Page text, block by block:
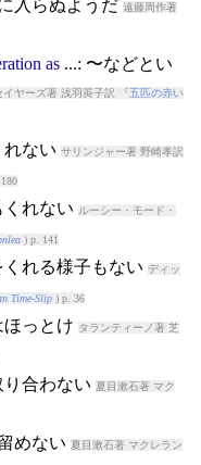
入らぬようだ 遠藤周作著
as...: 〜などとい
イヤーズ著 浅羽莢子訳 『 五匹の赤い
ない サリンジャー著 野崎孝訳
れない ルーシー・モード・
) p. 141
れる様子もない ディッ
Time-Slip) p. 36
っとけ タランティーノ著 芝
合わない 夏目漱石著 マク
めない 夏目漱石著 マクレラン